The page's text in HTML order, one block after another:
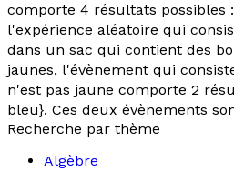
comporte 4 résultats possibles :
l'expérience aléatoire qui
dans un sac qui contient des
jaunes, l'évènement qui
n'est pas jaune comporte 2
bleu}. Ces deux évènements
Recherche par thème
Algèbre